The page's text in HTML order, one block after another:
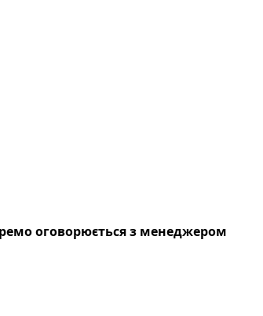
оговорюється з менеджером